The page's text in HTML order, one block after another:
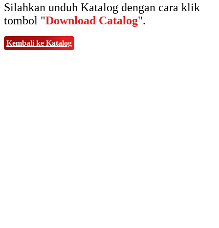
Silahkan unduh Katalog dengan cara klik
tombol "Download Catalog".
Kembali ke Katalog